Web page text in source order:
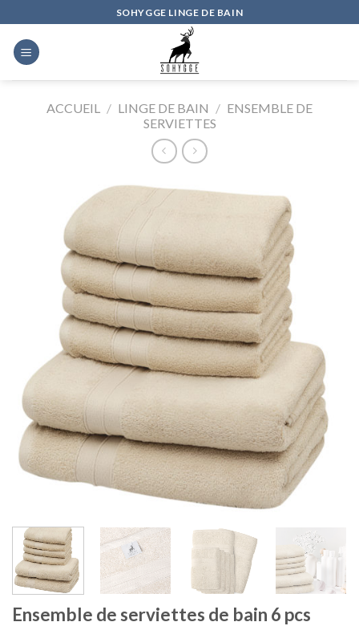
content
SOHYGGE LINGE DE BAIN
ACCUEIL / LINGE DE BAIN / ENSEMBLE DE
SERVIETTES
Ensemble de serviettes de bain 6 pcs